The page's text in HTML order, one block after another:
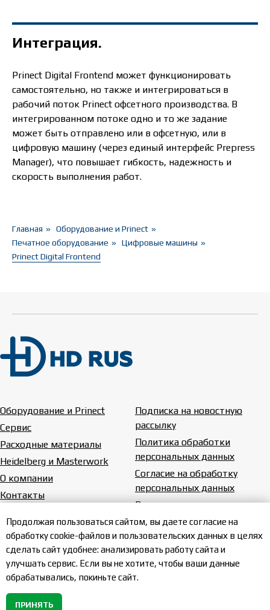
Интеграция.
Prinect Digital Frontend может функционировать
самостоятельно, но также и интегрироваться в
рабочий поток Prinect офсетного производства. В
интегрированном потоке одно и то же задание
может быть отправлено или в офсетную, или в
цифровую машину (через единый интерфейс Prepress
Manager), что повышает гибкость, надежность и
скорость выполнения работ.
Главная » Оборудование и Prinect »
Печатное оборудование » Цифровые машины »
Prinect Digital Frontend
Оборудование и Prinect
Сервис
Расходные материалы
Heidelberg и Masterwork
О компании
Контакты
Подписка на новостную
рассылку
Политика обработки
персональных данных
Согласие на обработку
персональных данных
Вакансии
Карта сайта
Продолжая пользоваться сайтом, вы даете согласие на
обработку cookie-файлов и пользовательских данных в целях
сделать сайт удобнее: анализировать работу сайта и
улучшать сервис. Если вы не хотите, чтобы ваши данные
обрабатывались, покиньте сайт.
ПРИНЯТЬ